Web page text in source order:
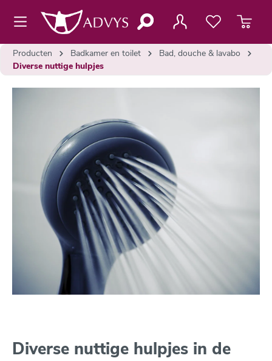
hoofdinhoud
Producten Badkamer en toilet
Bad, douche & lavabo
Diverse nuttige hulpjes
Diverse nuttige hulpjes in de